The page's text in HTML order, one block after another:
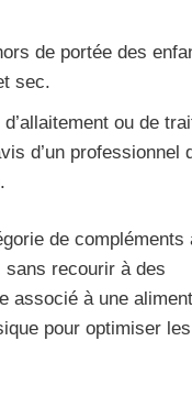
de portée des
sec.
ou de
d’un professionnel
de compléments
sans recourir à des
associé à une
pour optimiser les